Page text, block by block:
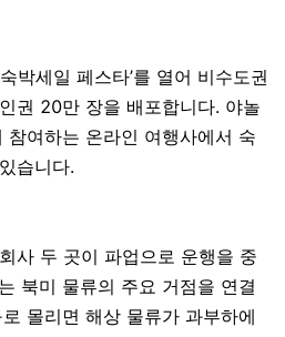
박세일 페스타’를 열어 비수도권
권 20만 장을 배포합니다. 야놀
참여하는 온라인 여행사에서 숙
습니다.
사 두 곳이 파업으로 운행을 중
북미 물류의 주요 거점을 연결
몰리면 해상 물류가 과부하에